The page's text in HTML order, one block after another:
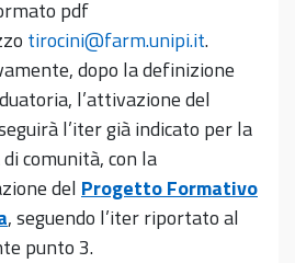
pdf
tirocini@farm.unipi.it.
dopo la definizione
l’attivazione del
l’iter già indicato per la
comunità, con la
del Progetto Formativo
, seguendo l’iter riportato al
punto 3.